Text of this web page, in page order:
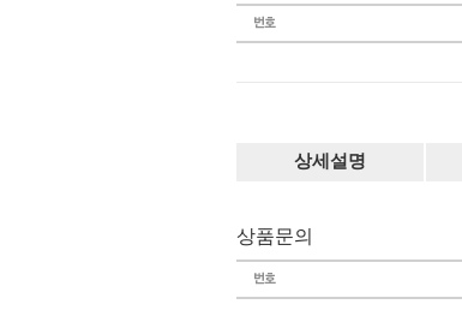
상세설명
상품문의